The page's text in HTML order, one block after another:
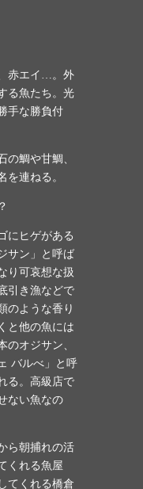
赤エイ…。外
る魚たち。光
手な勝負付
の鯛や甘鯛、
を連ねる。
にヒゲがある
サン」と呼ば
り可哀想な扱
引き漁などで
のような香り
と他の魚には
のオジサン、
バルべ」と呼
る。高級店で
ない魚なの
ら朝捕れの活
くれる魚屋
てくれる橋倉